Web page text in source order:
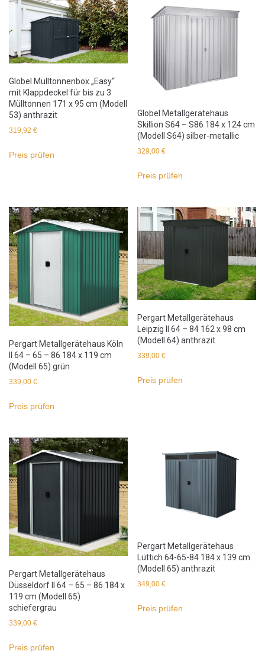
Globel Mülltonnenbox „Easy“
mit Klappdeckel für bis zu 3
Mülltonnen 171 x 95 cm (Modell
53) anthrazit
319,92 €
Preis prüfen
Globel Metallgerätehaus
Skillion S64 – S86 184 x 124 cm
(Modell S64) silber-metallic
329,00€
Preis prüfen
Pergart Metallgerätehaus Köln
II 64 – 65 – 86 184 x 119 cm
(Modell 65) grün
339,00 €
Preis prüfen
Pergart Metallgerätehaus
Leipzig II 64 – 84 162 x 98 cm
(Modell 64) anthrazit
339,00€
Preis prüfen
Pergart Metallgerätehaus
Düsseldorf II 64 – 65 – 86 184 x
119 cm (Modell 65)
schiefergrau
339,00 €
Preis prüfen
Pergart Metallgerätehaus
Lüttich 64-65-84 184 x 139 cm
(Modell 65) anthrazit
349,00€
Preis prüfen